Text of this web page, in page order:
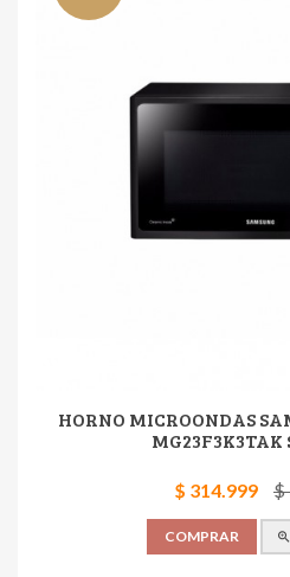
HORNO MICROONDAS
MG23F3K3TAK
$ 314.999 $
COMPRAR